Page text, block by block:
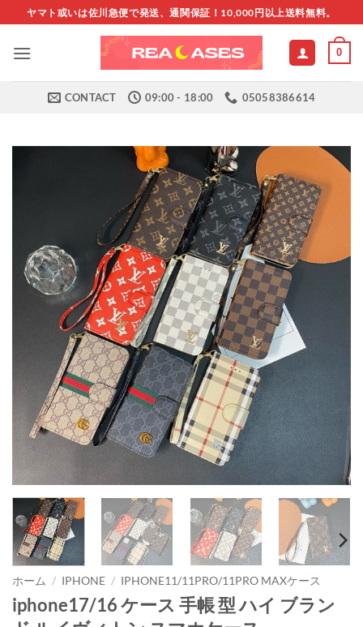
to
content
ヤマト或いは佐川急便で発送、通関保証！10,000円以上送料無料。
0
CONTACT 09:00 - 18:00 05058386614
ホーム / IPHONE / IPHONE11/11PRO/11PRO MAXケース
iphone17/16 ケース 手帳 型 ハイ ブラン